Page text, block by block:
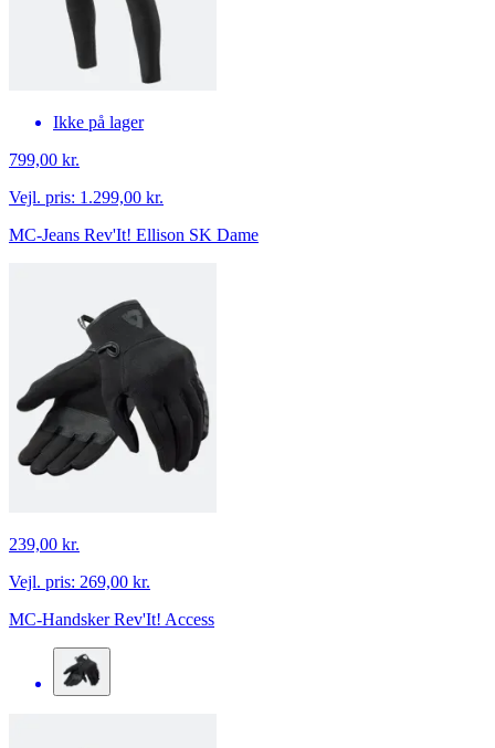
Ikke på lager
799,00 kr.
Vejl. pris: 1.299,00 kr.
MC-Jeans Rev'It! Ellison SK Dame
239,00 kr.
Vejl. pris: 269,00 kr.
MC-Handsker Rev'It! Access